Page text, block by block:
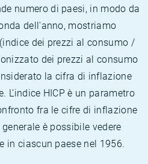
numero di paesi, in modo da
dell'anno, mostriamo
dei prezzi al consumo /
dei prezzi al consumo
la cifra di inflazione
L'indice HICP è un parametro
fra le cifre di inflazione
è possibile vedere
in ciascun paese nel 1956.